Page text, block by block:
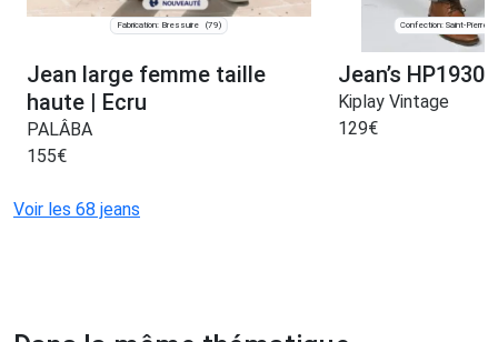
Fabrication: Bressuire (79)
Jean large femme taille
haute | Ecru
PALÂBA
155€
Confection: Saint-Pierre-
Jean’s HP1930
Kiplay Vintage
129€
Voir les 68 jeans